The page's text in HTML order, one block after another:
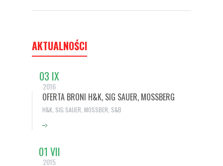
AKTUALNOŚCI
03 IX
2016
OFERTA BRONI H&K, SIG SAUER, MOSSBERG
H&K, SIG SAUER, MOSSBER, S&B
01 VII
2015